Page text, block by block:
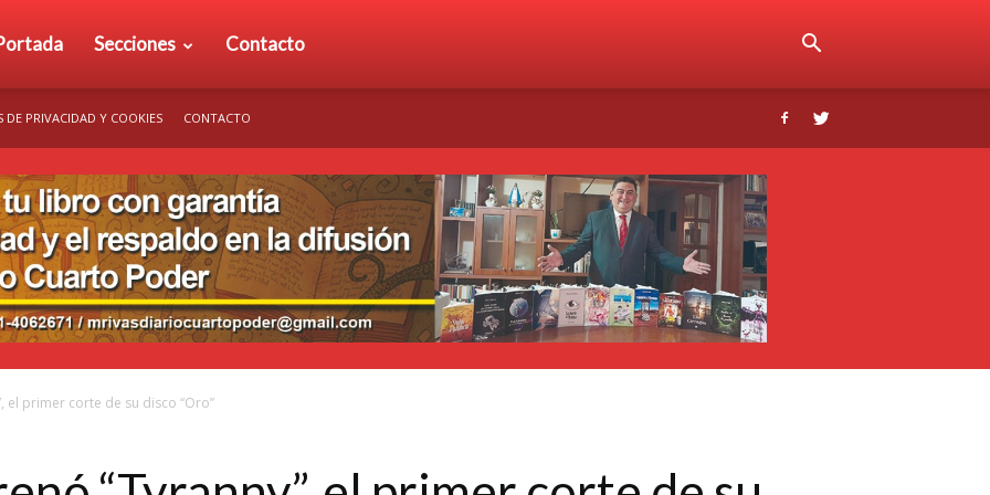
Secciones Contacto
DE PRIVACIDAD Y COOKIES CONTACTO
el primer corte de su disco “Oro”